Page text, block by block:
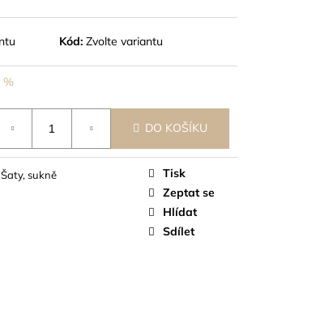
Kód: Zvolte variantu
%
DO KOŠÍKU
Šaty, sukně
Tisk
Zeptat se
Hlídat
Sdílet